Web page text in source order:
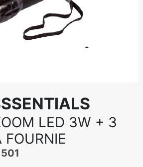
LED 3W + 3
FOURNIE